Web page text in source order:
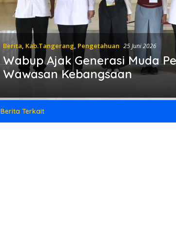
Berita, Kab.Tangerang, Pengetahuan 25 Juni 2026
Wabup Ajak Generasi Muda
Wawasan Kebangsaan
Berita Terkait